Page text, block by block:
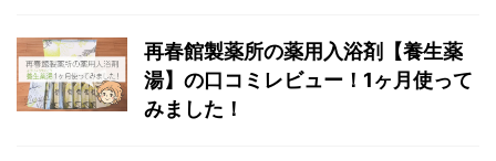
再春館製薬所の薬用入浴剤【養生薬
湯】の口コミレビュー！1ヶ月使って
みました！